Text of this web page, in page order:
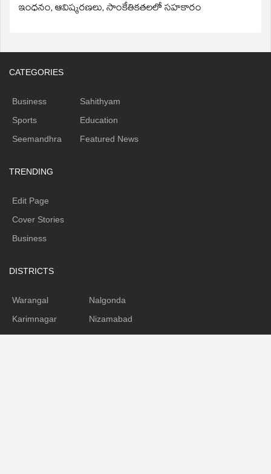
ఇంధనం, ఆవిష్కరణలు, సాంకేతికతలలో సహకారం
CATEGORIES
Business
Sports
Seemandhra
Sahithyam
Education
Featured News
TRENDING
Edit Page
Cover Stories
Business
DISTRICTS
Warangal
Karimnagar
Mahabubnagar
Nalgonda
Nizamabad
Medhak